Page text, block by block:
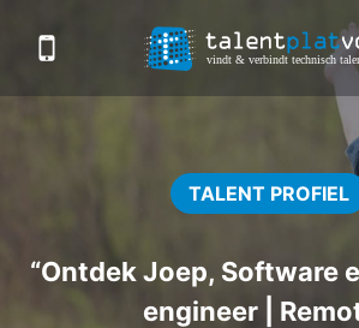
TALENT PROFIEL
“Ontdek Joep, Software
engineer |